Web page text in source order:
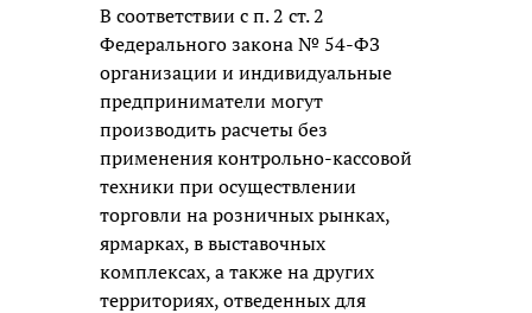
В соответствии с п. 2 ст. 2
Федерального закона № 54-ФЗ
организации и индивидуальные
предприниматели могут
производить расчеты без
применения контрольно-кассовой
техники при осуществлении
торговли на розничных рынках,
ярмарках, в выставочных
комплексах, а также на других
территориях, отведенных для